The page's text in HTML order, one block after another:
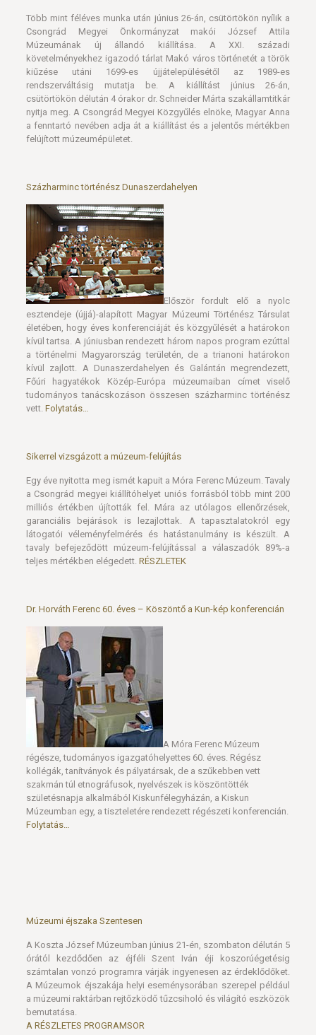
Több mint féléves munka után június 26-án, csütörtökön nyílik a
Csongrád Megyei Önkormányzat makói József Attila
Múzeumának új állandó kiállítása. A XXI. századi
követelményekhez igazodó tárlat Makó város történetét a török
kiűzése utáni 1699-es újjátelepülésétől az 1989-es
rendszerváltásig mutatja be. A kiállítást június 26-án,
csütörtökön délután 4 órakor dr. Schneider Márta szakállamtitkár
nyitja meg. A Csongrád Megyei Közgyűlés elnöke, Magyar Anna
a fenntartó nevében adja át a kiállítást és a jelentős mértékben
felújított múzeumépületet.
Százharminc történész Dunaszerdahelyen
Először fordult elő a nyolc
esztendeje (újjá)-alapított Magyar Múzeumi Történész Társulat
életében, hogy éves konferenciáját és közgyűlését a határokon
kívül tartsa. A júniusban rendezett három napos program ezúttal
a történelmi Magyarország területén, de a trianoni határokon
kívül zajlott. A Dunaszerdahelyen és Galántán megrendezett,
Főúri hagyatékok Közép-Európa múzeumaiban címet viselő
tudományos tanácskozáson összesen százharminc történész
vett. Folytatás…
Sikerrel vizsgázott a múzeum-felújítás
Egy éve nyitotta meg ismét kapuit a Móra Ferenc Múzeum. Tavaly
a Csongrád megyei kiállítóhelyet uniós forrásból több mint 200
milliós értékben újították fel. Mára az utólagos ellenőrzések,
garanciális bejárások is lezajlottak. A tapasztalatokról egy
látogatói véleményfelmérés és hatástanulmány is készült. A
tavaly befejeződött múzeum-felújítással a válaszadók 89%-a
teljes mértékben elégedett. RÉSZLETEK
Dr. Horváth Ferenc 60. éves – Köszöntő a Kun-kép konferencián
A Móra Ferenc Múzeum
régésze, tudományos igazgatóhelyettes 60. éves. Régész
kollégák, tanítványok és pályatársak, de a szűkebben vett
szakmán túl etnográfusok, nyelvészek is köszöntötték
születésnapja alkalmából Kiskunfélegyházán, a Kiskun
Múzeumban egy, a tiszteletére rendezett régészeti konferencián.
Folytatás…
Múzeumi éjszaka Szentesen
A Koszta József Múzeumban június 21-én, szombaton délután 5
órától kezdődően az éjféli Szent Iván éji koszorúégetésig
számtalan vonzó programra várják ingyenesen az érdeklődőket.
A Múzeumok éjszakája helyi eseménysorában szerepel például
a múzeumi raktárban rejtőzködő tűzcsiholó és világító eszközök
bemutatása.
A RÉSZLETES PROGRAMSOR